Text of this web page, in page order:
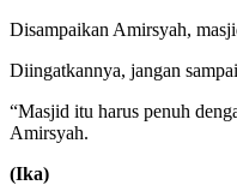
Disampaikan Amirsyah,
Diingatkannya, jangan
“Masjid itu harus penuh
Amirsyah.
(Ika)